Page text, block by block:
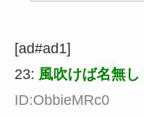
[ad#ad1]
23: 風吹けば名無し
ID:ObbieMRc0